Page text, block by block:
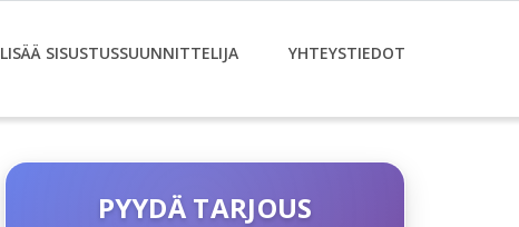
LISÄÄ SISUSTUSSUUNNITTELIJA YHTEYSTIEDOT
PYYDÄ TARJOUS